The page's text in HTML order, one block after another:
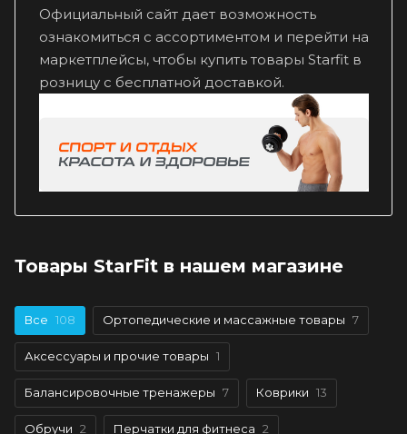
Официальный сайт дает возможность
ознакомиться с ассортиментом и перейти на
маркетплейсы, чтобы купить товары Starfit в
розницу с бесплатной доставкой.
Товары StarFit в нашем магазине
Все 108 Ортопедические и массажные товары 7
Аксессуары и прочие товары 1
Балансировочные тренажеры 7 Коврики 13
Обручи 2 Перчатки для фитнеса 2